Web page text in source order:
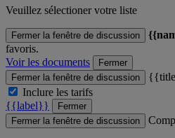
Veuillez sélectioner votre liste
Fermer la fenêtre de discussion
favoris.
Voir les documents
Fermer
Fermer la fenêtre de discussion
Inclure les tarifs
{{label}}
Fermer
Fermer la fenêtre de discussion